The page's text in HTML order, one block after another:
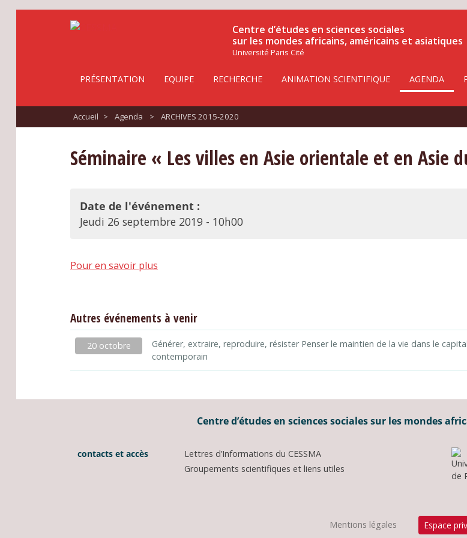
Centre d’études en sciences sociales
sur les mondes africains, américains et asiatiques
Université Paris Cité
PRÉSENTATION EQUIPE RECHERCHE ANIMATION SCIENTIFIQUE AGENDA
Accueil > Agenda > ARCHIVES 2015-2020
Séminaire « Les villes en Asie orientale et en Asie
Date de l'événement :
Jeudi 26 septembre 2019 - 10h00
Pour en savoir plus
Autres événements à venir
20 octobre
Générer, extraire, reproduire, résister Penser le maintien de la vie dans le
contemporain
Centre d’études en sciences sociales sur les mondes
contacts et accès
Lettres d’Informations du CESSMA
Groupements scientifiques et liens utiles
Mentions légales Espace